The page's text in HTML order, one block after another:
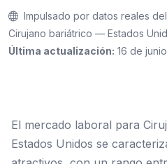
Impulsado por datos reales
Cirujano bariátrico — Estados
Última actualización: 16 de
El mercado laboral para
Estados Unidos se